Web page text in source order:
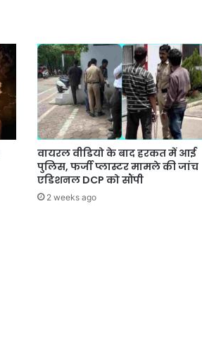
वायरल वीडियो के बाद हरकत में आई
पुलिस, फर्जी प्लास्टर मामले की जांच
एडिशनल DCP को सौंपी
2 weeks ago